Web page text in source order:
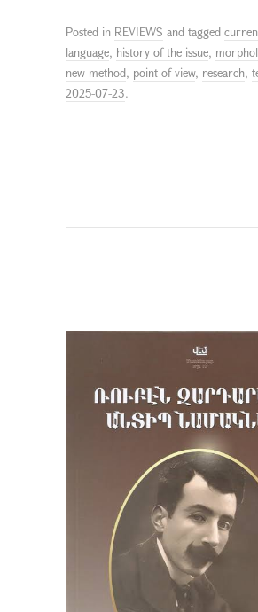
Posted in REVIEWS and tagged
language, history of the issue,
new method, point of view, research,
2025-07-23.